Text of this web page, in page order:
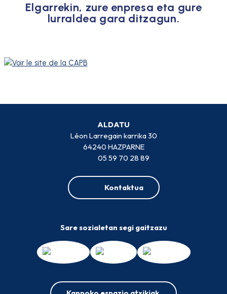
Elgarrekin, zure enpresa eta gure
lurraldea gara ditzagun.
ALDATU
Léon Larregain karrika 30
64240 HAZPARNE
05 59 70 28 89
Kontaktua
Sare sozialetan segi gaitzazu